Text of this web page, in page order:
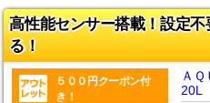
高性能センサー搭載！設定
る！
５００円クーポン付
き！
Ａ
20L